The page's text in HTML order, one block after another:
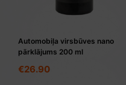
Automobiļa virsbūves nano
pārklājums 200 ml
€26.90